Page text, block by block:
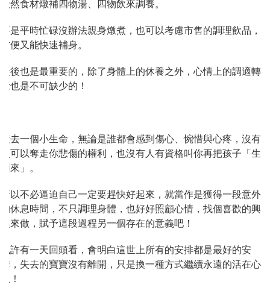
天然食材燉補四物湯、四物飲來調養。
要是平時忙碌沒辦法親身燉煮，也可以考慮市售的調理飲品，
方便又能快速補身。
最後也是最重要的，除了身體上的休養之外，心情上的調適轉
念也是不可缺少的！
逝去一個小生命，無論是誰都會感到傷心、惋惜與心疼，沒有
人可以奪走你悲傷的權利，也沒有人有資格叫你再把孩子「生
回來」。
所以不必逼迫自己一定要趕快好起來，就當作是獲得一段意外
的休息時間，不只調理身體，也好好照顧心情，找個喜歡的興
趣來做，賦予這段過程另一個存在的意義吧！
也許有一天回頭看，會明白這世上所有的安排都是最好的安
排，失去的寶寶沒有離開，只是換一種方式繼續永遠的活在心
上！